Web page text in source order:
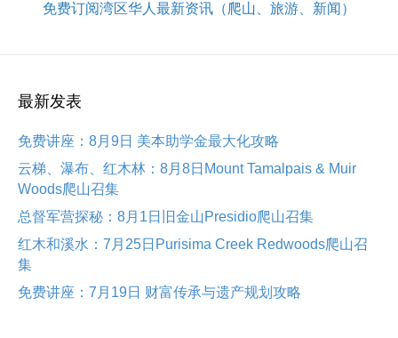
免费订阅湾区华人最新资讯（爬山、旅游、新闻）
最新发表
免费讲座：8月9日 美本助学金最大化攻略
云梯、瀑布、红木林：8月8日Mount Tamalpais & Muir
Woods爬山召集
总督军营探秘：8月1日旧金山Presidio爬山召集
红木和溪水：7月25日Purisima Creek Redwoods爬山召
集
免费讲座：7月19日 财富传承与遗产规划攻略